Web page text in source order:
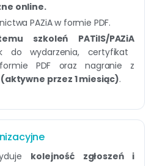
online.
PAZiA w formie PDF.
szkoleń PATiIS/PAZiA
do wydarzenia, certyfikat
PDF oraz nagranie z
(aktywne przez 1 miesiąc).
kolejność zgłoszeń i